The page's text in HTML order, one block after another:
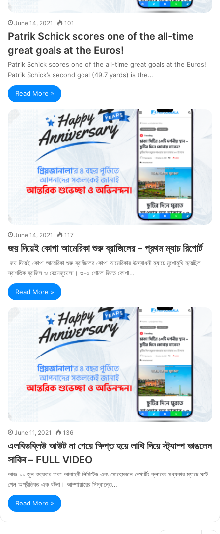
June 14, 2021 101
Patrik Schick scores one of the all-time
great goals at the Euros!
Patrik Schick scores one of the all-time great goals at the Euros!
Patrik Schick’s second goal (49.7 yards) is the…
Read More »
June 14, 2021 117
জয় দিয়েই কোপা আমেরিকা শুরু ব্রাজিলের – প্রথম ম্যাচ রিপোর্ট
জয় দিয়েই কোপা আমেরিকা শুরু ব্রাজিলের কোপা আমেরিকার উদ্বোধনী ম্যাচে মুখোমুখি হয়েছিল
স্বাগতিক ব্রাজিল ও ভেনেজুয়েলা। ৩-০ গোলে জিতে কোপা…
Read More »
June 11, 2021 136
এলবিডব্লিউ আউট না পেয়ে ক্ষিপ্ত হয়ে লাথি দিয়ে স্ট্যাম্প ভাঙলেন
সাকিব – FULL VIDEO
আজ ১১ জুন শুক্রবার ঢাকা আবাহনী লিমিটেড এবং মোহেমডান স্পোর্টিং ক্লাবের মধ্যকার ম্যাচে ঘটে
গেল অপ্রীতিকর এক ঘটনা। আম্পায়ারের সিদ্ধান্তে…
Read More »